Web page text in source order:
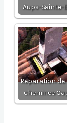
Aups-Sainte-
Reparation de
cheminee